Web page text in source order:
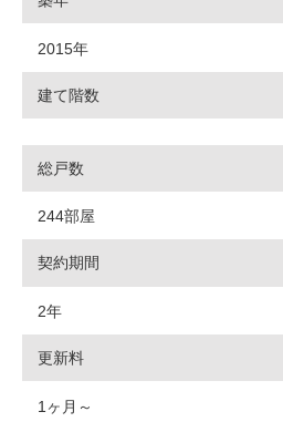
2015年
建て階数
総戸数
244部屋
契約期間
2年
更新料
1ヶ月～